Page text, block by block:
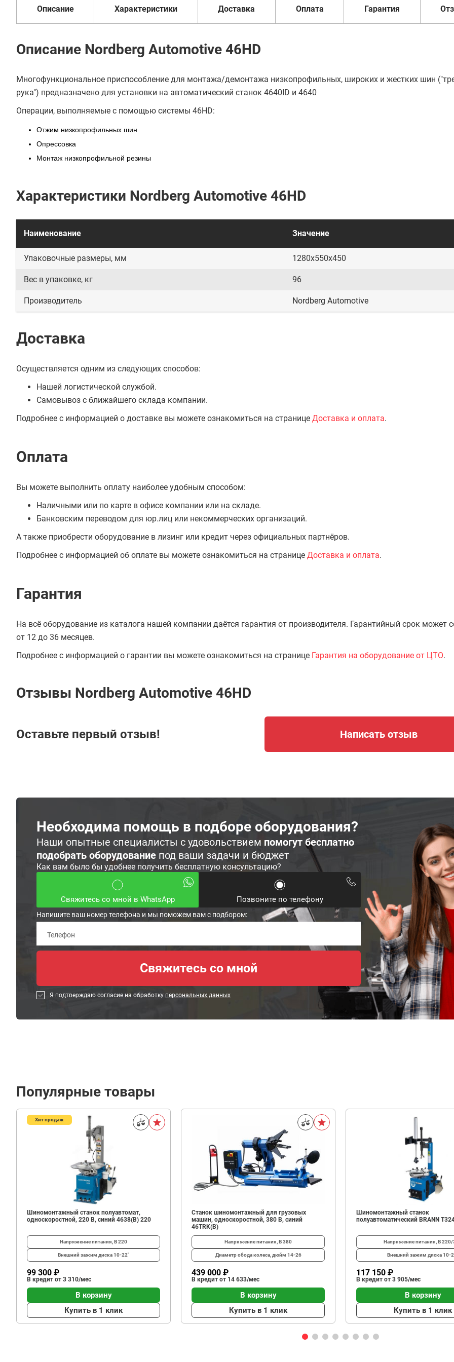
Купить в 1 клик
мес
Описание Характеристики Доставка Оплата Гарантия
Описание Nordberg Automotive 46HD
Многофункциональное приспособление для монтажа/демонтажа низкопрофильных, широких и жестких шин
рука") предназначено для установки на автоматический станок 4640ID и 4640
Операции, выполняемые с помощью системы 46HD:
Отжим низкопрофильных шин
Опрессовка
Монтаж низкопрофильной резины
Характеристики Nordberg Automotive 46HD
Наименование Значение
Упаковочные размеры, мм 1280х550х450
Вес в упаковке, кг 96
Производитель Nordberg Automotive
Доставка
Осуществляется одним из следующих способов:
Нашей логистической службой.
Самовывоз с ближайшего склада компании.
Подробнее с информацией о доставке вы можете ознакомиться на странице Доставка и оплата.
Оплата
Вы можете выполнить оплату наиболее удобным способом:
Наличными или по карте в офисе компании или на складе.
Банковским переводом для юр.лиц или некоммерческих организаций.
А также приобрести оборудование в лизинг или кредит через официальных партнёров.
Подробнее с информацией об оплате вы можете ознакомиться на странице Доставка и оплата.
Гарантия
На всё оборудование из каталога нашей компании даётся гарантия от производителя. Гарантийный срок может
от 12 до 36 месяцев.
Подробнее с информацией о гарантии вы можете ознакомиться на странице Гарантия на оборудование от ЦТО.
Отзывы Nordberg Automotive 46HD
Оставьте первый отзыв! Написать отзыв
Необходима помощь в подборе оборудования?
Наши опытные специалисты с удовольствием помогут бесплатно
подобрать оборудование под ваши задачи и бюджет
Как вам было бы удобнее получить бесплатную консультацию?
Свяжитесь со мной в WhatsApp Позвоните по телефону
Напишите ваш номер телефона и мы поможем вам с подбором:
Я подтверждаю согласие на обработку персональных данных
Популярные товары
Хит продаж
Шиномонтажный станок полуавтомат,
односкоростной, 220 В, синий 4638(B) 220
Напряжение питания, В220
Внешний зажим диска10-22"
99 300 ₽
В кредит от 3 310/мес
В корзину
Купить в 1 клик
Станок шиномонтажный для грузовых
машин, односкоростной, 380 В, синий
46TRK(B)
Напряжение питания, В380
Диаметр обода колеса, дюйм 14-26
439 000 ₽
В кредит от 14 633/мес
В корзину
Купить в 1 клик
Шиномонтажный станок
полуавтоматический BRANN
Напряжение питания, В220/
Внешний зажим диска10-
117 150 ₽
В кредит от 3 905/мес
В корзину
Купить в 1 клик